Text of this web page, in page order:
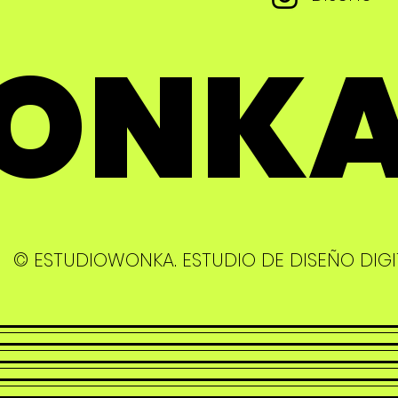
© ESTUDIOWONKA. ESTUDIO DE DISEÑO